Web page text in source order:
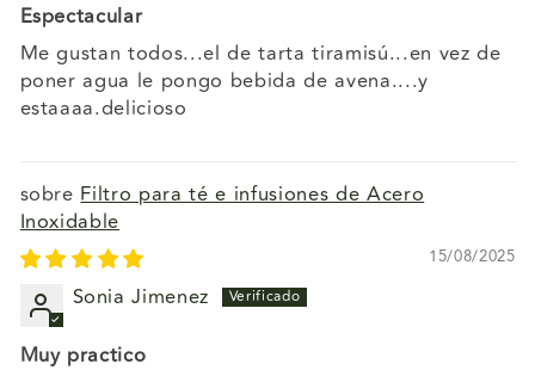
Espectacular
Me gustan todos...el de tarta tiramisú...en vez de
poner agua le pongo bebida de avena....y
estaaaa.delicioso
Filtro para té e infusiones de Acero
Inoxidable
15/08/2025
Sonia Jimenez
Muy practico